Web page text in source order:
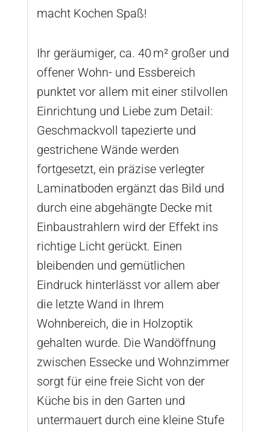
macht Kochen Spaß!
Ihr geräumiger, ca. 40 m² großer und
offener Wohn- und Essbereich
punktet vor allem mit einer stilvollen
Einrichtung und Liebe zum Detail:
Geschmackvoll tapezierte und
gestrichene Wände werden
fortgesetzt, ein präzise verlegter
Laminatboden ergänzt das Bild und
durch eine abgehängte Decke mit
Einbaustrahlern wird der Effekt ins
richtige Licht gerückt. Einen
bleibenden und gemütlichen
Eindruck hinterlässt vor allem aber
die letzte Wand in Ihrem
Wohnbereich, die in Holzoptik
gehalten wurde. Die Wandöffnung
zwischen Essecke und Wohnzimmer
sorgt für eine freie Sicht von der
Küche bis in den Garten und
untermauert durch eine kleine Stufe